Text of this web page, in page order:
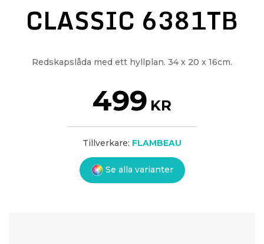
CLASSIC 6381TB
Redskapslåda med ett hyllplan. 34 x 20 x 16cm.
499 KR
Tillverkare: FLAMBEAU
Se alla varianter